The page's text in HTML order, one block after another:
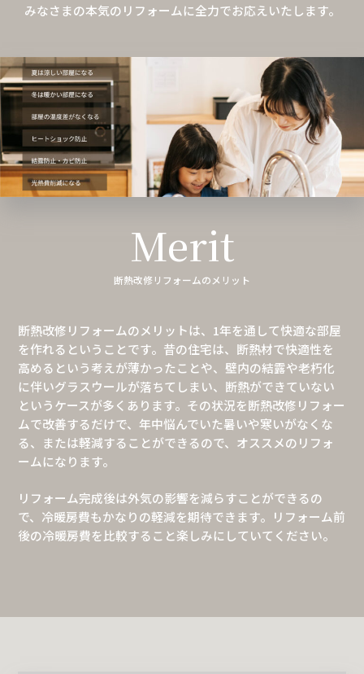
みなさまの本気のリフォームに全力でお応えいたします。
Merit
断熱改修リフォームのメリット
断熱改修リフォームのメリットは、1年を通して快適な部屋
を作れるということです。昔の住宅は、断熱材で快適性を
高めるという考えが薄かったことや、壁内の結露や老朽化
に伴いグラスウールが落ちてしまい、断熱ができていない
というケースが多くあります。その状況を断熱改修リフォー
ムで改善するだけで、年中悩んでいた暑いや寒いがなくな
る、または軽減することができるので、オススメのリフォ
ームになります。
リフォーム完成後は外気の影響を減らすことができるの
で、冷暖房費もかなりの軽減を期待できます。リフォーム前
後の冷暖房費を比較すること楽しみにしていてください。